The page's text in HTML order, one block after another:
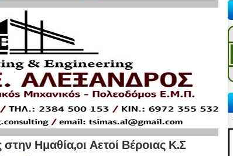
Ημαθία,οι Αετοί Βέροιας Κ.Σ